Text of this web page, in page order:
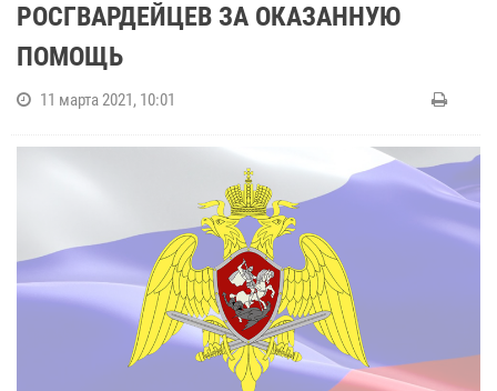
РОСГВАРДЕЙЦЕВ ЗА ОКАЗАННУЮ
ПОМОЩЬ
11 марта 2021, 10:01